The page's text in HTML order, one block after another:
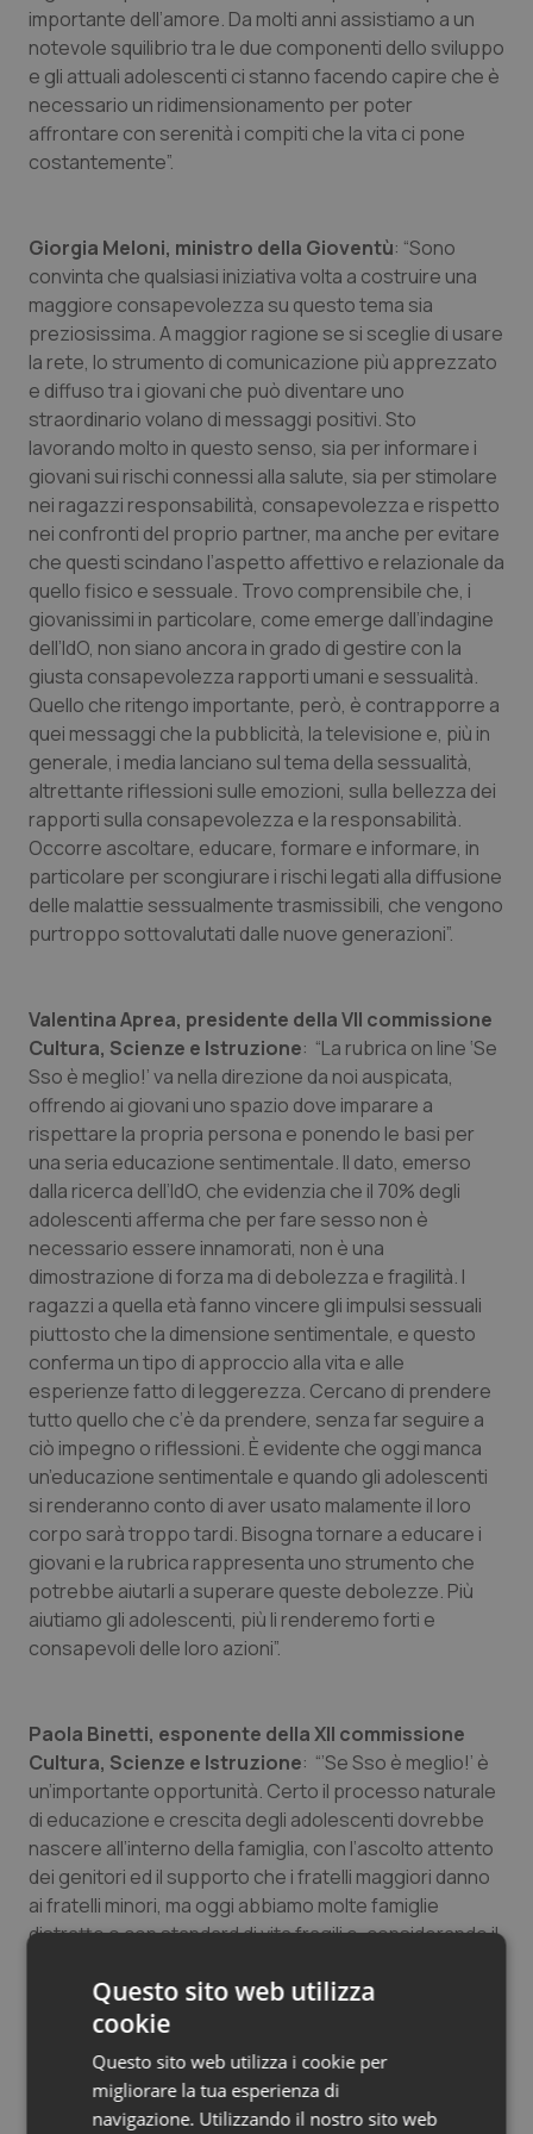
importante dell’amore. Da molti anni assistiamo a un
notevole squilibrio tra le due componenti dello sviluppo
e gli attuali adolescenti ci stanno facendo capire che è
necessario un ridimensionamento per poter
affrontare con serenità i compiti che la vita ci pone
costantemente”.
Giorgia Meloni, ministro della Gioventù: “Sono
convinta che qualsiasi iniziativa volta a costruire una
maggiore consapevolezza su questo tema sia
preziosissima. A maggior ragione se si sceglie di usare
la rete, lo strumento di comunicazione più apprezzato
e diffuso tra i giovani che può diventare uno
straordinario volano di messaggi positivi. Sto
lavorando molto in questo senso, sia per informare i
giovani sui rischi connessi alla salute, sia per stimolare
nei ragazzi responsabilità, consapevolezza e rispetto
nei confronti del proprio partner, ma anche per evitare
che questi scindano l’aspetto affettivo e relazionale da
quello fisico e sessuale. Trovo comprensibile che, i
giovanissimi in particolare, come emerge dall’indagine
dell’IdO, non siano ancora in grado di gestire con la
giusta consapevolezza rapporti umani e sessualità.
Quello che ritengo importante, però, è contrapporre a
quei messaggi che la pubblicità, la televisione e, più in
generale, i media lanciano sul tema della sessualità,
altrettante riflessioni sulle emozioni, sulla bellezza dei
rapporti sulla consapevolezza e la responsabilità.
Occorre ascoltare, educare, formare e informare, in
particolare per scongiurare i rischi legati alla diffusione
delle malattie sessualmente trasmissibili, che vengono
purtroppo sottovalutati dalle nuove generazioni”.
Valentina Aprea, presidente della VII commissione
Cultura, Scienze e Istruzione: “La rubrica on line ‘Se
Sso è meglio!’ va nella direzione da noi auspicata,
offrendo ai giovani uno spazio dove imparare a
rispettare la propria persona e ponendo le basi per
una seria educazione sentimentale. Il dato, emerso
dalla ricerca dell’IdO, che evidenzia che il 70% degli
adolescenti afferma che per fare sesso non è
necessario essere innamorati, non è una
dimostrazione di forza ma di debolezza e fragilità. I
ragazzi a quella età fanno vincere gli impulsi sessuali
piuttosto che la dimensione sentimentale, e questo
conferma un tipo di approccio alla vita e alle
esperienze fatto di leggerezza. Cercano di prendere
tutto quello che c’è da prendere, senza far seguire a
ciò impegno o riflessioni. È evidente che oggi manca
un’educazione sentimentale e quando gli adolescenti
si renderanno conto di aver usato malamente il loro
corpo sarà troppo tardi. Bisogna tornare a educare i
giovani e la rubrica rappresenta uno strumento che
potrebbe aiutarli a superare queste debolezze. Più
aiutiamo gli adolescenti, più li renderemo forti e
consapevoli delle loro azioni”.
Paola Binetti, esponente della XII commissione
Cultura, Scienze e Istruzione: “’Se Sso è meglio!’ è
un’importante opportunità. Certo il processo naturale
di educazione e crescita degli adolescenti dovrebbe
nascere all’interno della famiglia, con l’ascolto attento
dei genitori ed il supporto che i fratelli maggiori danno
ai fratelli minori, ma oggi abbiamo molte famiglie
distratte o con standard di vita fragili e, considerando il
dirette, avere uno spazio di approfondimento dove
poter purificare i propri dati diventa importante. Qui i
ragazzi ricevono le risposte che non hanno trovato
nelle famiglie. Quindi la rubrica on line, che per me non
è la risposta ideale – che dovrebbe essere la famiglia –
Questo sito web utilizza
cookie
Questo sito web utilizza i cookie per
migliorare la tua esperienza di
navigazione. Utilizzando il nostro sito web